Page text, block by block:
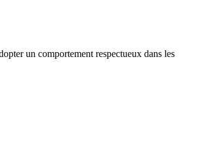
un comportement respectueux dans les